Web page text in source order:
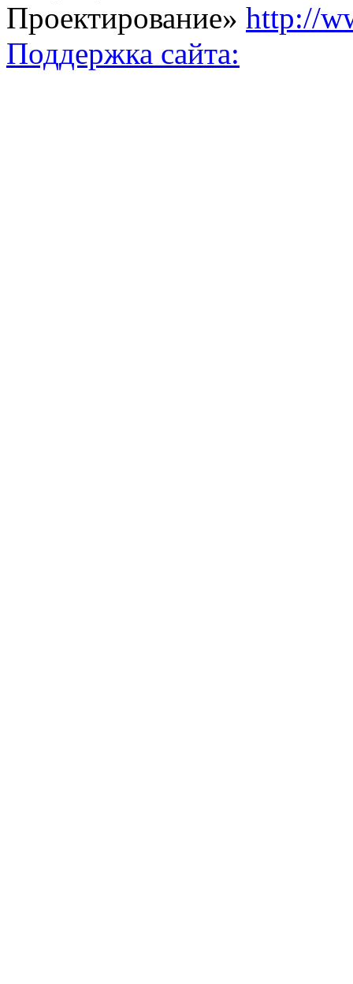
Проектирование» http://
Поддержка сайта: